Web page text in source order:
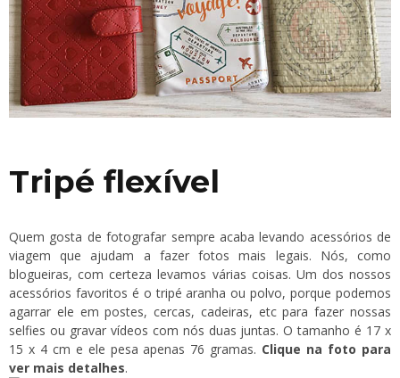
Tripé flexível
Quem gosta de fotografar sempre acaba levando acessórios de
viagem que ajudam a fazer fotos mais legais. Nós, como
blogueiras, com certeza levamos várias coisas. Um dos nossos
acessórios favoritos é o tripé aranha ou polvo, porque podemos
agarrar ele em postes, cercas, cadeiras, etc para fazer nossas
selfies ou gravar vídeos com nós duas juntas. O tamanho é 17 x
15 x 4 cm e ele pesa apenas 76 gramas. Clique na foto para
ver mais detalhes.